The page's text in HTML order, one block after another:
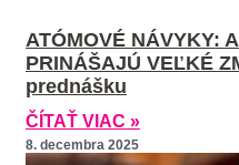
ATÓMOVÉ NÁVYKY:
PRINÁŠAJÚ VEĽKÉ
prednášku
ČÍTAŤ VIAC »
8. decembra 2025